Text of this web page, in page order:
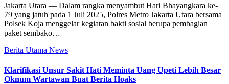
Jakarta Utara — Dalam rangka menyambut Hari Bhayangkara ke-
79 yang jatuh pada 1 Juli 2025, Polres Metro Jakarta Utara bersama
Polsek Koja menggelar kegiatan bakti sosial berupa pembagian
paket sembako…
Berita Utama News
Klarifikasi Unsur Sakit Hati Meminta Uang Upeti Lebih Besar
Oknum Wartawan Buat Berita Hoaks